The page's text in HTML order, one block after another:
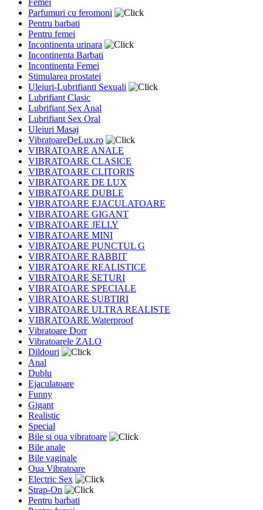
Femei
Parfumuri cu feromoni
Pentru barbati
Pentru femei
Incontinenta urinara
Incontinenta Barbati
Incontinenta Femei
Stimularea prostatei
Uleiuri-Lubrifianti Sexuali
Lubrifiant Clasic
Lubrifiant Sex Anal
Lubrifiant Sex Oral
Uleiuri Masaj
VibratoareDeLux.ro
VIBRATOARE ANALE
VIBRATOARE CLASICE
VIBRATOARE CLITORIS
VIBRATOARE DE LUX
VIBRATOARE DUBLE
VIBRATOARE EJACULATOARE
VIBRATOARE GIGANT
VIBRATOARE JELLY
VIBRATOARE MINI
VIBRATOARE PUNCTUL G
VIBRATOARE RABBIT
VIBRATOARE REALISTICE
VIBRATOARE SETURI
VIBRATOARE SPECIALE
VIBRATOARE SUBTIRI
VIBRATOARE ULTRA REALISTE
VIBRATOARE Waterproof
Vibratoare Dorr
Vibratoarele ZALO
Dildouri
Anal
Dublu
Ejaculatoare
Funny
Gigant
Realistic
Special
Bile si oua vibratoare
Bile anale
Bile vaginale
Oua Vibratoare
Electric Sex
Strap-On
Pentru barbati